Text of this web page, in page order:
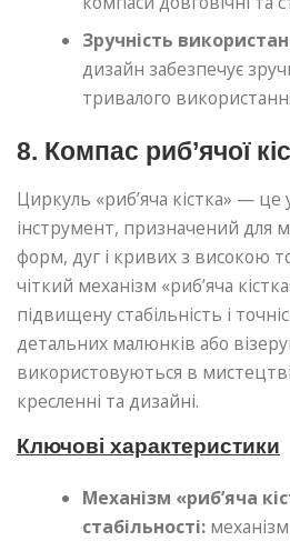
Зручність
дизайн забезпечує
тривалого
8. Компас риб’ячої
Циркуль «риб’яча кістка» — це
інструмент, призначений для
форм, дуг і кривих з високою
чіткий механізм «риб’яча
підвищену стабільність і
детальних малюнків або
використовуються в
кресленні та дизайні.
Ключові характеристики
Механізм «риб’яча
стабільності: механізм